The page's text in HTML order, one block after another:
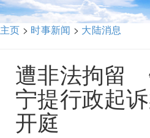
主页 > 时事新闻 > 大陆消息
遭非法拘留
宁提行政起
开庭